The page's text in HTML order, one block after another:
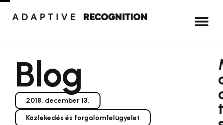
Blog
2018. december 13.
Közlekedés és forgalomfelügyelet